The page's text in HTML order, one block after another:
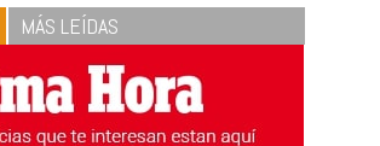
respeta las proporciones.
Recetas de vinagreta
MÁS LEÍDAS